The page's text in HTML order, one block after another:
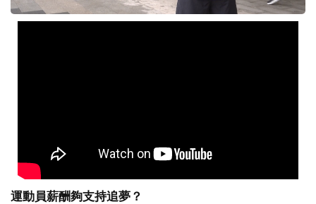
運動員薪酬夠支持追夢？